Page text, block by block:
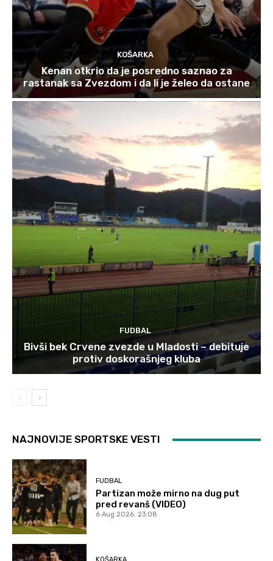
KOŠARKA
Kenan otkrio da je posredno saznao za
rastanak sa Zvezdom i da li je želeo da ostane
FUDBAL
Bivši bek Crvene zvezde u Mladosti – debituje
protiv doskorašnjeg kluba
NAJNOVIJE SPORTSKE VESTI
FUDBAL
Partizan može mirno na dug put
pred revanš (VIDEO)
6 Aug 2026. 23:08